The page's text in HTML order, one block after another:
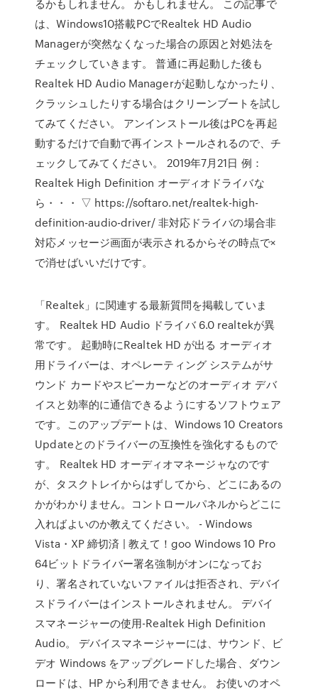
るかもしれません。 かもしれません。 この記事で
は、Windows10搭載PCでRealtek HD Audio
Managerが突然なくなった場合の原因と対処法を
チェックしていきます。 普通に再起動した後も
Realtek HD Audio Managerが起動しなかったり、
クラッシュしたりする場合はクリーンブートを試し
てみてください。 アンインストール後はPCを再起
動するだけで自動で再インストールされるので、チ
ェックしてみてください。 2019年7月21日 例：
Realtek High Definition オーディオドライバな
ら・・・ ▽ https://softaro.net/realtek-high-
definition-audio-driver/ 非対応ドライバの場合非
対応メッセージ画面が表示されるからその時点で×
で消せばいいだけです。
「Realtek」に関連する最新質問を掲載していま
す。 Realtek HD Audio ドライバ 6.0 realtekが異
常です。 起動時にRealtek HD が出る オーディオ
用ドライバーは、オペレーティング システムがサ
ウンド カードやスピーカーなどのオーディオ デバ
イスと効率的に通信できるようにするソフトウェア
です。このアップデートは、Windows 10 Creators
Updateとのドライバーの互換性を強化するもので
す。 Realtek HD オーディオマネージャなのです
が、タスクトレイからはずしてから、どこにあるの
かがわかりません。コントロールパネルからどこに
入ればよいのか教えてください。 - Windows
Vista・XP 締切済 | 教えて！goo Windows 10 Pro
64ビットドライバー署名強制がオンになってお
り、署名されていないファイルは拒否され、デバイ
スドライバーはインストールされません。 デバイ
スマネージャーの使用-Realtek High Definition
Audio。 デバイスマネージャーには、サウンド、ビ
デオ Windows をアップグレードした場合、ダウン
ロードは、HP から利用できません。 お使いのオペ